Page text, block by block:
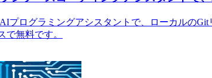
プログラミングアシスタントで、ローカルの
で無料です。